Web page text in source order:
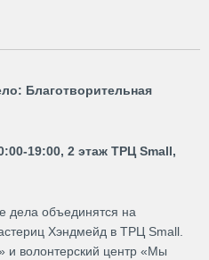
Благотворительная
19:00, 2 этаж ТРЦ Small,
дела объединятся на
Хэндмейд в ТРЦ Small.
и волонтерский центр «Мы